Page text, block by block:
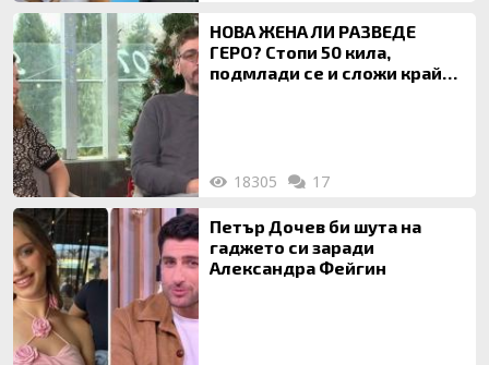
НОВА ЖЕНА ЛИ РАЗВЕДЕ
ГЕРО? Стопи 50 кила,
подмлади се и сложи край
18305 17
Петър Дочев би шута на
гаджето си заради
Александра Фейгин